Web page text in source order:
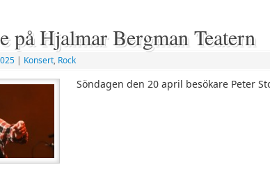
på Hjalmar Bergman Teatern
| Konsert, Rock
Söndagen den 20 april besökare Peter